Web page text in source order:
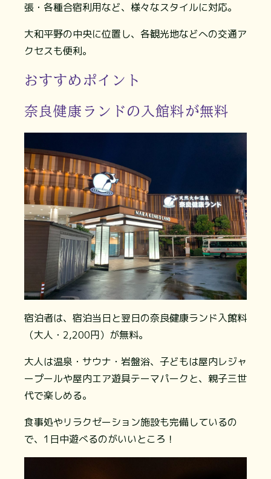
張・各種合宿利用など、様々なスタイルに対応。
大和平野の中央に位置し、各観光地などへの交通ア
クセスも便利。
おすすめポイント
奈良健康ランドの入館料が無料
宿泊者は、宿泊当日と翌日の奈良健康ランド入館料
（大人・2,200円）が無料。
大人は温泉・サウナ・岩盤浴、子どもは屋内レジャ
ープールや屋内エア遊具テーマパークと、親子三世
代で楽しめる。
食事処やリラクゼーション施設も完備しているの
で、1日中遊べるのがいいところ！